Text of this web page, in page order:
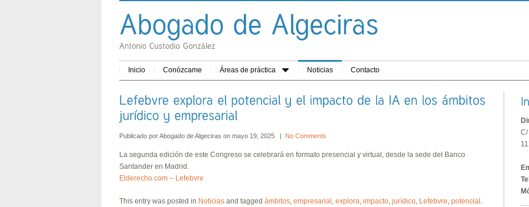
Inicio Conózcame Áreas de práctica Noticias Contacto
Publicado porAbogado de Algeciras on mayo 19, 2025 | No Comments
La segunda edición de este Congreso se celebrará en formato presencial y virtual, desde la sede del Banco
Santander en Madrid.
Elderecho.com – Lefebvre
This entry was posted in Noticias and tagged ámbitos, empresarial , explora, impacto, jurídico, Lefebvre, potencial .
C/